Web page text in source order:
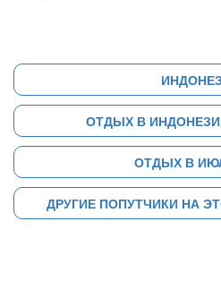
ОТДЫХ В
ОТДЫХ В
ДРУГИЕ ПОПУТЧИКИ НА